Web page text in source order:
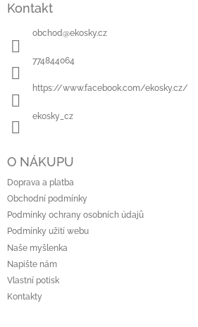
Kontakt
obchod@ekosky.cz
774844064
https://www.facebook.com/ekosky.cz/
ekosky_cz
O NÁKUPU
Doprava a platba
Obchodní podmínky
Podmínky ochrany osobních údajů
Podmínky užití webu
Naše myšlenka
Napište nám
Vlastní potisk
Kontakty